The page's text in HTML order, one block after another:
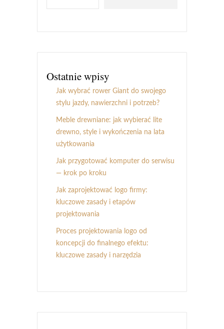
Ostatnie wpisy
Jak wybrać rower Giant do swojego
stylu jazdy, nawierzchni i potrzeb?
Meble drewniane: jak wybierać lite
drewno, style i wykończenia na lata
użytkowania
Jak przygotować komputer do serwisu
— krok po kroku
Jak zaprojektować logo firmy:
kluczowe zasady i etapów
projektowania
Proces projektowania logo od
koncepcji do finalnego efektu:
kluczowe zasady i narzędzia